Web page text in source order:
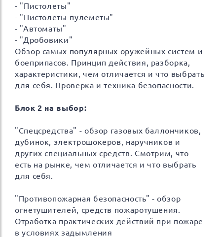
- "Пистолеты"
- "Пистолеты-пулеметы"
- "Автоматы"
- "Дробовики"
Обзор самых популярных оружейных систем и
боеприпасов. Принцип действия, разборка,
характеристики, чем отличается и что выбрать
для себя. Проверка и техника безопасности.
Блок 2 на выбор:
"Спецсредства" - обзор газовых баллончиков,
дубинок, электрошокеров, наручников и
других специальных средств. Смотрим, что
есть на рынке, чем отличается и что выбрать
для себя.
"Противопожарная безопасность" - обзор
огнетушителей, средств пожаротушения.
Отработка практических действий при пожаре
в условиях задымления